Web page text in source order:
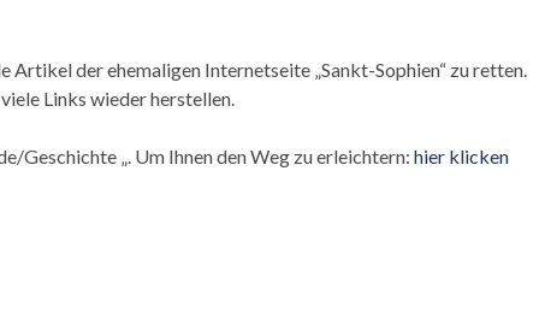
Artikel der ehemaligen Internetseite „Sankt-Sophien“ zu retten.
Links wieder herstellen.
Geschichte „. Um Ihnen den Weg zu erleichtern: hier klicken